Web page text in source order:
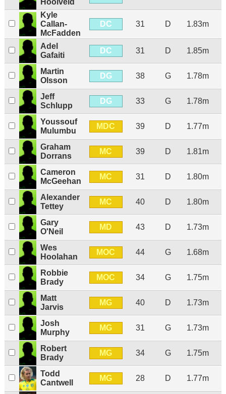
Hooiveld
Kyle
Callan-
McFadden
DC 31 D 1.83m
Adel
Gafaiti
DC 31 D 1.85m
Martin
Olsson
DG 38 G 1.78m
Jeff
Schlupp
DG 33 G 1.78m
Youssouf
Mulumbu
MDC 39 D 1.77m
Graham
Dorrans
MC 39 D 1.81m
Cameron
McGeehan
MC 31 D 1.80m
Alexander
Tettey
MC 40 D 1.80m
Gary
O'Neil
MD 43 D 1.73m
Wes
Hoolahan
MOC 44 G 1.68m
Robbie
Brady
MOC 34 G 1.75m
Matt
Jarvis
MG 40 D 1.73m
Josh
Murphy
MG 31 G 1.73m
Robert
Brady
MG 34 G 1.75m
Todd
Cantwell
MG 28 D 1.77m